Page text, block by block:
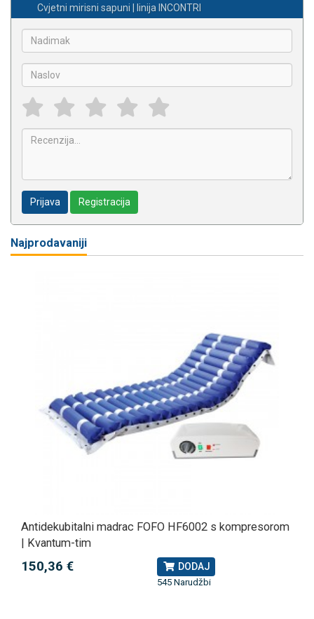
Cvjetni mirisni sapuni | linija INCONTRI
Prijava Registracija
Najprodavaniji
Antidekubitalni madrac FOFO HF6002 s kompresorom
| Kvantum-tim
150,36 € DODAJ
545 Narudžbi